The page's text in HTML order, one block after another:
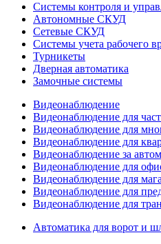
Системы контроля и
Автономные СКУД
Сетевые СКУД
Системы учета рабочего
Турникеты
Дверная автоматика
Замочные системы
Видеонаблюдение
Видеонаблюдение для
Видеонаблюдение для
Видеонаблюдение для
Видеонаблюдение за
Видеонаблюдение для
Видеонаблюдение для
Видеонаблюдение для
Видеонаблюдение для
Автоматика для ворот и